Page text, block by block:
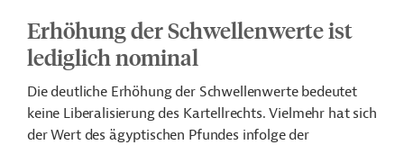
Erhöhung der Schwellenwerte ist
lediglich nominal
Die deutliche Erhöhung der Schwellenwerte bedeutet
keine Liberalisierung des Kartellrechts. Vielmehr hat sich
der Wert des ägyptischen Pfundes infolge der